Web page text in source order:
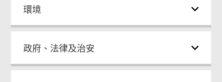
環境
政府、法律及治安